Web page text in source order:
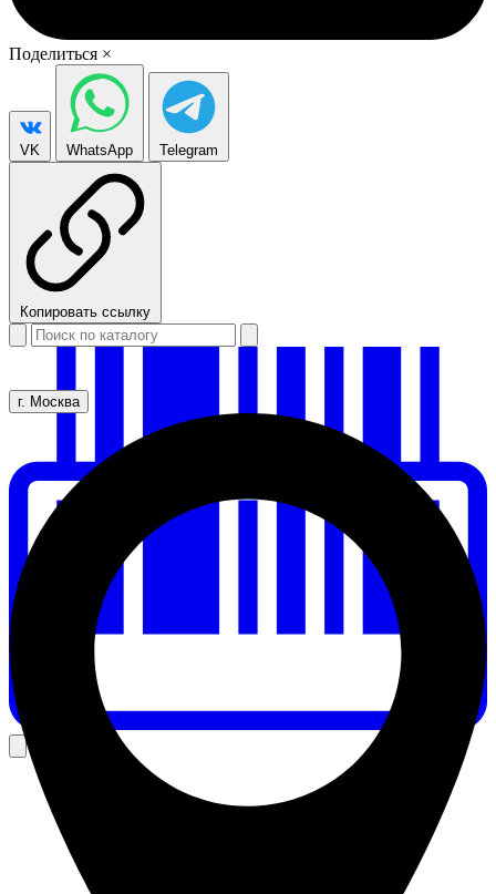
Поделиться ×
VK WhatsApp Telegram
Копировать ссылку